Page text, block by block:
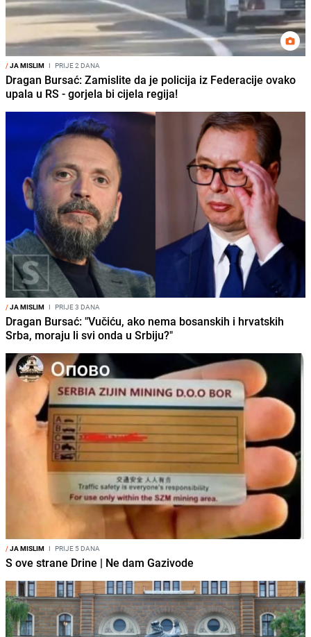
/JA MISLIM I PRIJE 2 DANA
Dragan Bursać: Zamislite da je policija iz Federacije ovako
upala u RS - gorjela bi cijela regija!
/JA MISLIM I PRIJE 3 DANA
Dragan Bursać: "Vučiću, ako nema bosanskih i hrvatskih
Srba, moraju li svi onda u Srbiju?"
/JA MISLIM I PRIJE 5 DANA
S ove strane Drine | Ne dam Gazivode